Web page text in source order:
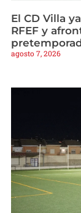
El CD Villa
RFEF y
agosto 7, 2026